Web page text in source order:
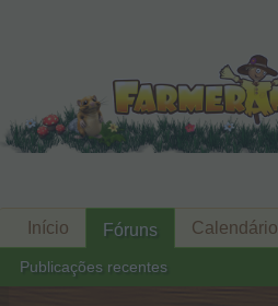
Início Fóruns
Publicações recentes
Calendário